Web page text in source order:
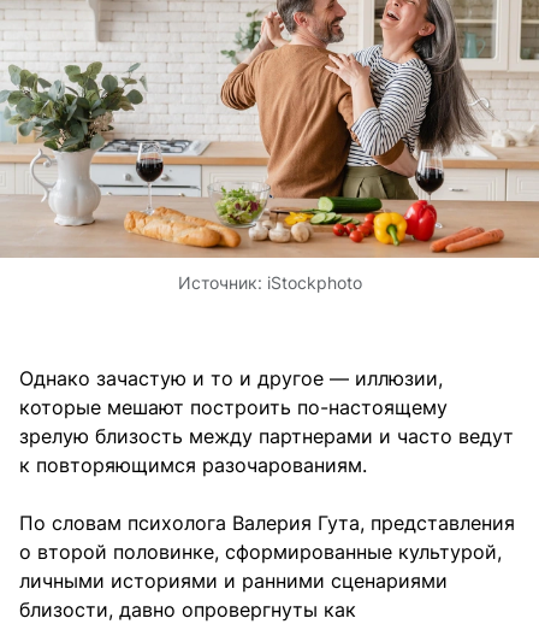
Источник: iStockphoto
Однако зачастую и то и другое — иллюзии,
которые мешают построить по-настоящему
зрелую близость между партнерами и часто ведут
к повторяющимся разочарованиям.
По словам психолога Валерия Гута, представления
о второй половинке, сформированные культурой,
личными историями и ранними сценариями
близости, давно опровергнуты как